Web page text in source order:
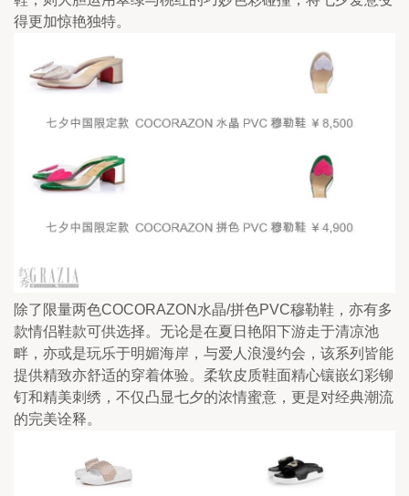
得更加惊艳独特。
除了限量两色COCORAZON水晶/拼色PVC穆勒鞋，亦有多
款情侣鞋款可供选择。无论是在夏日艳阳下游走于清凉池
畔，亦或是玩乐于明媚海岸，与爱人浪漫约会，该系列皆能
提供精致亦舒适的穿着体验。柔软皮质鞋面精心镶嵌幻彩铆
钉和精美刺绣，不仅凸显七夕的浓情蜜意，更是对经典潮流
的完美诠释。